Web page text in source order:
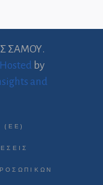
ΣΑΜΟΥ.
Hosted by
and
(ΕΕ)